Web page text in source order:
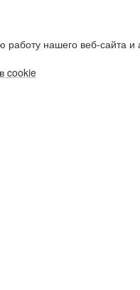
нашего веб-сайта и
cookie